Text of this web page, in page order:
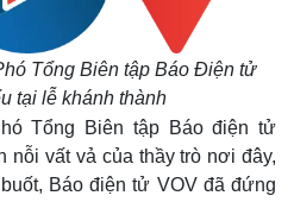
Multimedia
Video
E-Magazine
Infographic
Tổng Biên tập Báo Điện tử
tại lễ khánh thành
Tổng Biên tập Báo điện tử
nỗi vất vả của thầy trò nơi đây,
Báo điện tử VOV đã đứng